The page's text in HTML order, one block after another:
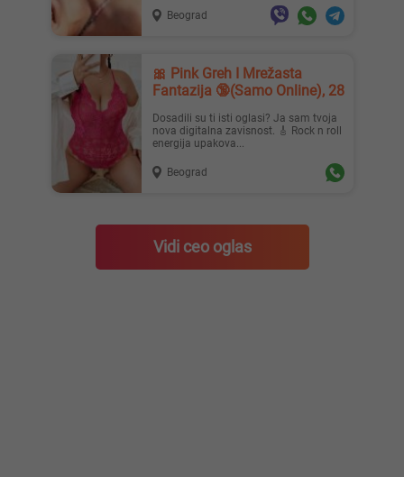
Beograd
🎀 Pink Greh I Mrežasta
Fantazija 🔞(Samo Online), 28
Dosadili su ti isti oglasi? Ja sam tvoja
nova digitalna zavisnost. 🎸 Rock n roll
energija upakova...
Beograd
Vidi ceo oglas